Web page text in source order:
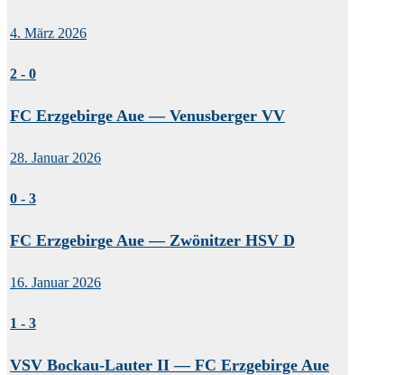
4. März 2026
2 - 0
FC Erzgebirge Aue — Venusberger VV
28. Januar 2026
0 - 3
FC Erzgebirge Aue — Zwönitzer HSV D
16. Januar 2026
1 - 3
VSV Bockau-Lauter II — FC Erzgebirge Aue